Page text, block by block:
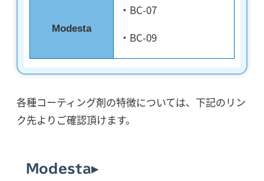
Modesta
・BC-07
・BC-09
各種コーティング剤の特徴については、下記のリン
ク先よりご確認頂けます。
Modesta▸